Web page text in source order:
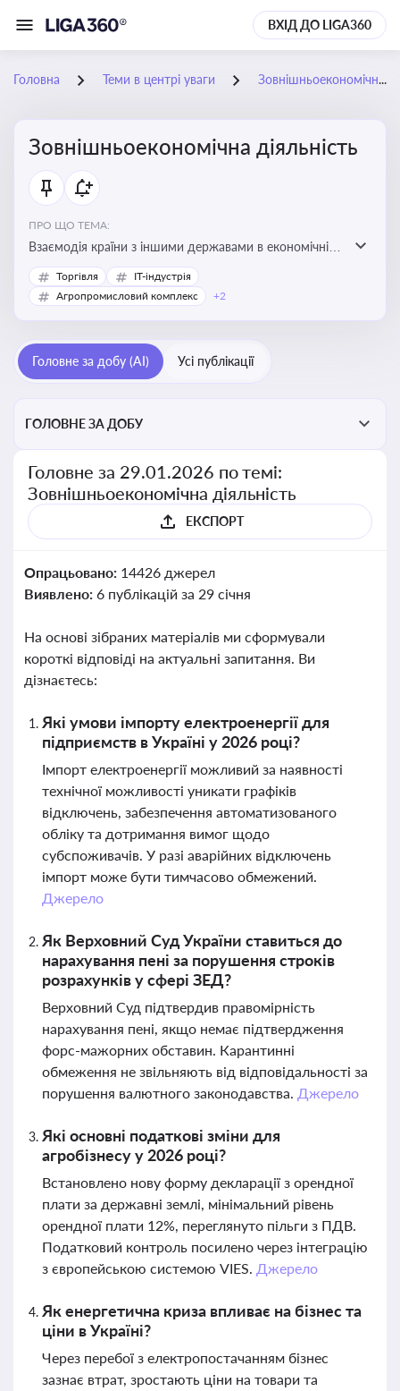
ВХІД ДО LIGA360
Головна Теми в центрі уваги Зовнішньоекономічна діяльність
Зовнішньоекономічна діяльність
ПРО ЩО ТЕМА:
Взаємодія країни з іншими державами в економічній
сфері, включаючи експорт та імпорт товарів і послуг,
міжнародні фінансові операції, інвестиції, торгівлю,
Торгівля
IT-індустрія
Агропромисловий комплекс
+2
Головне за добу (AI) Усі публікації
ГОЛОВНЕ ЗА ДОБУ
Головне за 29.01.2026 по темі:
Зовнішньоекономічна діяльність
ЕКСПОРТ
Опрацьовано: 14426 джерел
Виявлено: 6 публікацій за 29 січня
На основі зібраних матеріалів ми сформували
короткі відповіді на актуальні запитання. Ви
дізнаєтесь:
Які умови імпорту електроенергії для
підприємств в Україні у 2026 році?
Імпорт електроенергії можливий за наявності
технічної можливості уникати графіків
відключень, забезпечення автоматизованого
обліку та дотримання вимог щодо
субспоживачів. У разі аварійних відключень
імпорт може бути тимчасово обмежений.
Джерело
Як Верховний Суд України ставиться до
нарахування пені за порушення строків
розрахунків у сфері ЗЕД?
Верховний Суд підтвердив правомірність
нарахування пені, якщо немає підтвердження
форс-мажорних обставин. Карантинні
обмеження не звільняють від відповідальності за
порушення валютного законодавства. Джерело
Які основні податкові зміни для
агробізнесу у 2026 році?
Встановлено нову форму декларації з орендної
плати за державні землі, мінімальний рівень
орендної плати 12%, переглянуто пільги з ПДВ.
Податковий контроль посилено через інтеграцію
з європейською системою VIES. Джерело
Як енергетична криза впливає на бізнес та
ціни в Україні?
Через перебої з електропостачанням бізнес
зазнає втрат, зростають ціни на товари та